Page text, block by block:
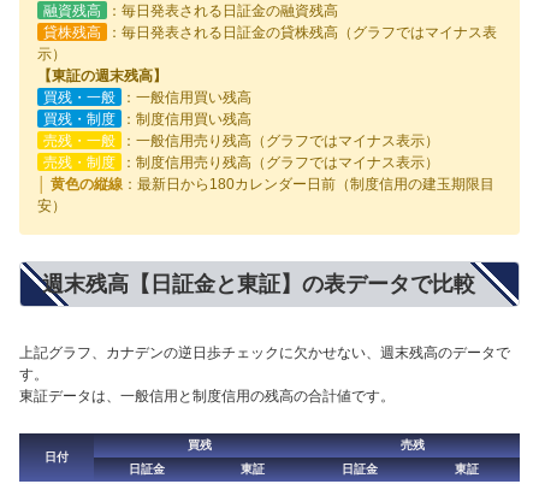
融資残高
：毎日発表される日証金の融資残高
貸株残高
：毎日発表される日証金の貸株残高（グラフではマイナス表
示）
【東証の週末残高】
買残・一般
：一般信用買い残高
買残・制度
：制度信用買い残高
売残・一般
：一般信用売り残高（グラフではマイナス表示）
売残・制度
：制度信用売り残高（グラフではマイナス表示）
│ 黄色の縦線 ：最新日から180カレンダー日前（制度信用の建玉期限目
安）
週末残高【日証金と東証】の表データで比較
上記グラフ、カナデンの逆日歩チェックに欠かせない、週末残高のデータで
す。
東証データは、一般信用と制度信用の残高の合計値です。
日付
買残
売残
日証金
東証 日証金
東証